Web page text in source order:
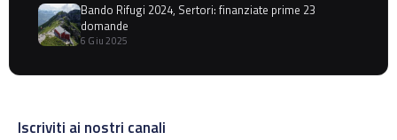
Bando Rifugi 2024, Sertori: finanziate prime 23
domande
6 Giu 2025
Iscriviti ai nostri canali